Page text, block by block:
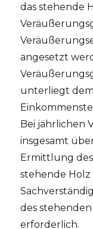
das stehende
angesetzt
unterliegt
Bei jährlichen
insgesamt
Ermittlung
stehende
des
erforderlich.